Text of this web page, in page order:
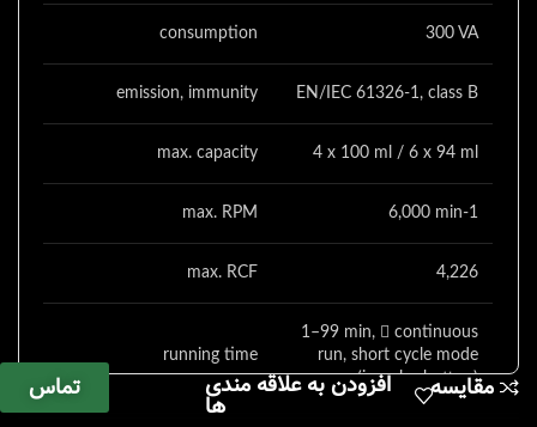
consumption 300 VA
emission, immunity EN/IEC 61326-1, class B
max. capacity 4 x 100 ml / 6 x 94 ml
max. RPM 6,000 min-1
max. RCF 4,226
running time
1–99 min,  continuous
run, short cycle mode
(impulse button)
مقایسه افزودن به علاقه مندی
ها
تماس